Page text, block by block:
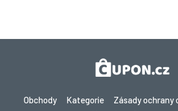
Obchody Kategorie
Zásady ochrany